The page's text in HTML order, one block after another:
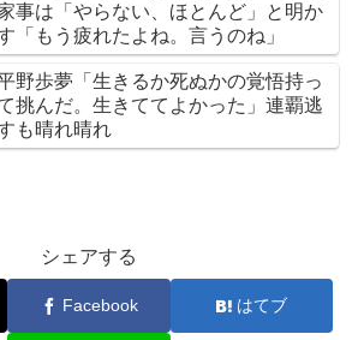
事は「やらない、ほとんど」と明か
「もう疲れたよね。言うのね」
野歩夢「生きるか死ぬかの覚悟持っ
挑んだ。生きててよかった」連覇逃
も晴れ晴れ
シェアする
Facebook はてブ